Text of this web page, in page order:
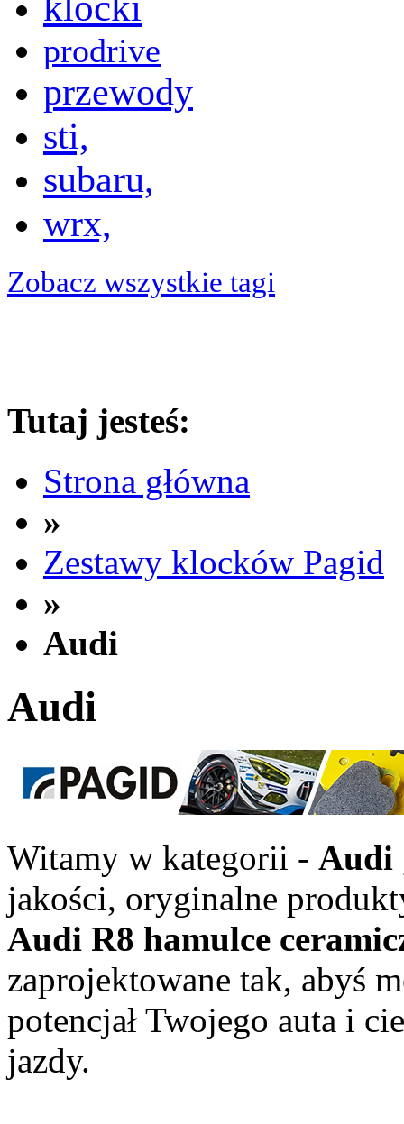
prodrive
przewody
sti,
subaru,
wrx,
Zobacz wszystkie tagi
Tutaj jesteś:
Strona główna
»
Zestawy klocków Pagid
»
Audi
Audi
Witamy w kategorii - Audi
jakości, oryginalne
Audi R8 hamulce
zaprojektowane tak, abyś
potencjał Twojego auta i
jazdy.